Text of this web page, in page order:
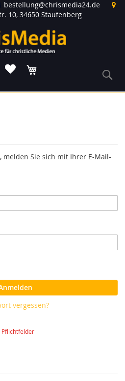
bestellung@chrismedia24.de
10, 34650 Staufenberg
melden Sie sich mit Ihrer E-Mail-
vergessen?